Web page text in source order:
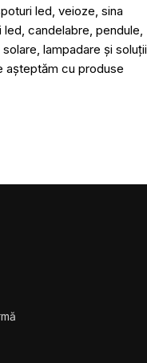
led, veioze, sina
candelabre, pendule,
lampadare și soluții
așteptăm cu produse